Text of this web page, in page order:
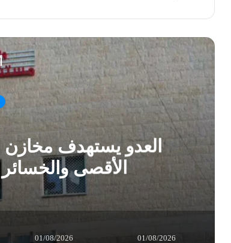
العدو يستهدف
الأقصى
01/08/2026
01/08/2026